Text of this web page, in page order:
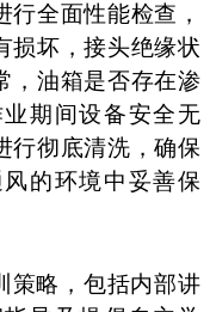
全面性能检查，
损坏，接头绝缘状
，油箱是否存在渗
期间设备安全无
行彻底清洗，确保
的环境中妥善保
策略，包括内部讲